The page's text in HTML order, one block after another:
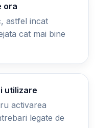
ora
astfel incat
cat mai bine
utilizare
activarea
legate de